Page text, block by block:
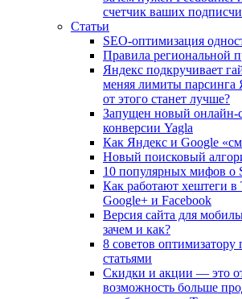
счетчик ваших
Статьи
SEO-оптимизация
Правила региональной
Яндекс подкручивает
меняя лимиты
от этого станет лучше?
Запущен новый онлайн-
конверсии Yagla
Как Яндекс и Google
Новый поисковый
10 популярных мифов о
Как работают хештеги в
Google+ и Facebook
Версия сайта для
зачем и как?
8 советов оптимизатору
статьями
Скидки и акции — это
возможность больше